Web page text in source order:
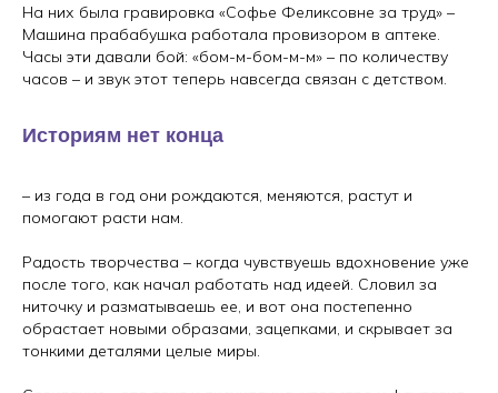
На них была гравировка «Софье Феликсовне за труд» –
Машина прабабушка работала провизором в аптеке.
Часы эти давали бой: «бом-м-бом-м-м» – по количеству
часов – и звук этот теперь навсегда связан с детством.
Историям нет конца
– из года в год они рождаются, меняются, растут и
помогают расти нам.
Радость творчества – когда чувствуешь вдохновение уже
после того, как начал работать над идеей. Cловил за
ниточку и разматываешь ее, и вот она постепенно
обрастает новыми образами, зацепками, и скрывает за
тонкими деталями целые миры.
Сайт разработан